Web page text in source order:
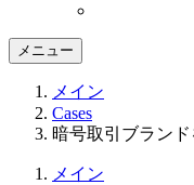
メニュー
メイン
Cases
暗号取引ブラン
メイン